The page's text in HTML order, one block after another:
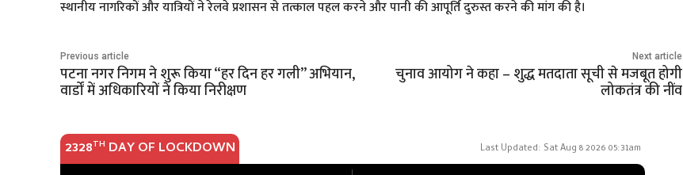
स्थानीय नागरिकों और यात्रियों ने रेलवे प्रशासन से तत्काल पहल करने और पानी की आपूर्ति दुरुस्त करने की मांग की है।
Previous article
पटना नगर निगम ने शुरू किया “हर दिन हर गली” अभियान,
वार्डों में अधिकारियों ने किया निरीक्षण
Next article
चुनाव आयोग ने कहा – शुद्ध मतदाता सूची से मजबूत होगी
लोकतंत्र की नींव